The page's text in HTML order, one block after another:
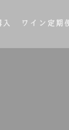
入 ワイン定期